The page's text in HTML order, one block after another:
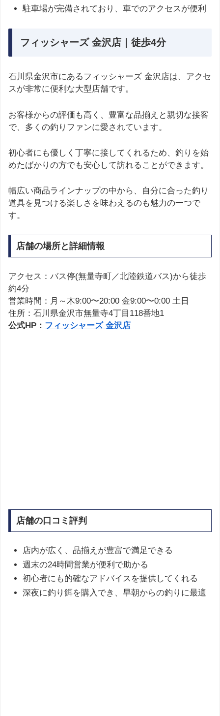
駐車場が完備されており、車でのアクセスが便利
フィッシャーズ 金沢店｜徒歩4分
石川県金沢市にあるフィッシャーズ 金沢店は、アクセ
スが非常に便利な大型店舗です。
お客様からの評価も高く、豊富な品揃えと親切な接客
で、多くの釣りファンに愛されています。
初心者にも優しく丁寧に接してくれるため、釣りを始
めたばかりの方でも安心して訪れることができます。
幅広い商品ラインナップの中から、自分に合った釣り
道具を見つける楽しさを味わえるのも魅力の一つで
す。
店舗の場所と詳細情報
アクセス：バス停(無量寺町／北陸鉄道バス)から徒歩
約4分
営業時間：月～木9:00〜20:00 金9:00〜0:00 土日
住所：石川県金沢市無量寺4丁目118番地1
公式HP： フィッシャーズ 金沢店
店舗の口コミ評判
店内が広く、品揃えが豊富で満足できる
週末の24時間営業が便利で助かる
初心者にも的確なアドバイスを提供してくれる
深夜に釣り餌を購入でき、早朝からの釣りに最適